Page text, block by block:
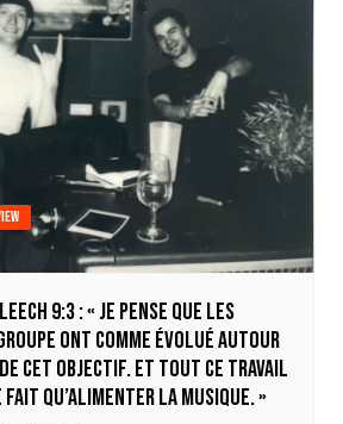
9:3 : « Je pense que les
ont comme évolué autour
cet objectif. Et tout ce travail
fait qu’alimenter la musique. »